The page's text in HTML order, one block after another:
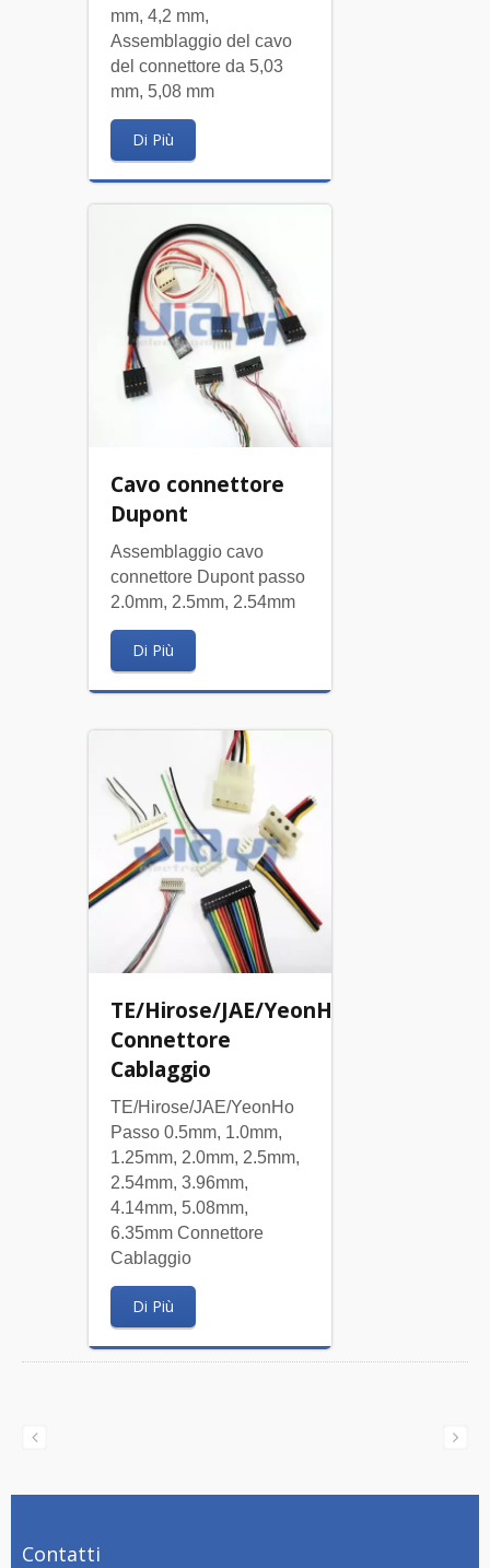
mm, 4,2 mm,
Assemblaggio del cavo
del connettore da 5,03
mm, 5,08 mm
Di Più
Cavo connettore
Dupont
Assemblaggio cavo
connettore Dupont passo
2.0mm, 2.5mm, 2.54mm
Di Più
TE/Hirose/JAE/YeonHo
Connettore
Cablaggio
TE/Hirose/JAE/YeonHo
Passo 0.5mm, 1.0mm,
1.25mm, 2.0mm, 2.5mm,
2.54mm, 3.96mm,
4.14mm, 5.08mm,
6.35mm Connettore
Cablaggio
Di Più
Contatti